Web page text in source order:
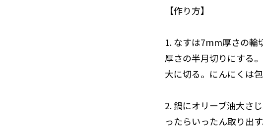
【作り方】
1. なすは7mm厚さの輪
厚さの半月切りにする
大に切る。にんにくは包
2. 鍋にオリーブ油大さ
ったらいったん取り出す